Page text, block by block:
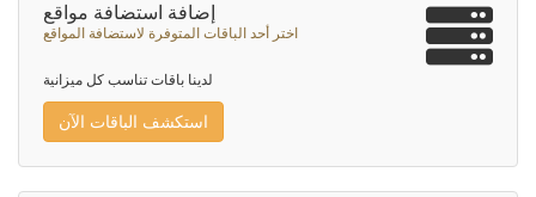
إضافة استضافة مواقع
اختر أحد الباقات المتوفرة لاستضافة المواقع
لدينا باقات تناسب كل ميزانية
استكشف الباقات الآن